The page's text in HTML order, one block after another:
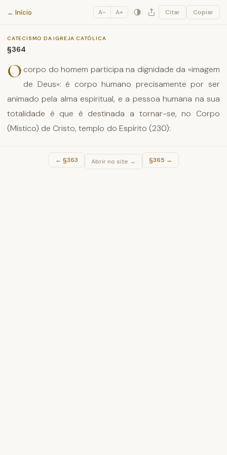
Catecismo da Igreja Católica
← Início A− A+ Citar Copiar
CATECISMO DA IGREJA CATÓLICA
§364
O corpo do homem participa na dignidade da «imagem
de Deus»: é corpo humano precisamente por ser
animado pela alma espiritual, e a pessoa humana na sua
totalidade é que é destinada a tornar-se, no Corpo
(Místico) de Cristo, templo do Espírito (230):
← §363 Abrir no site → §365 →